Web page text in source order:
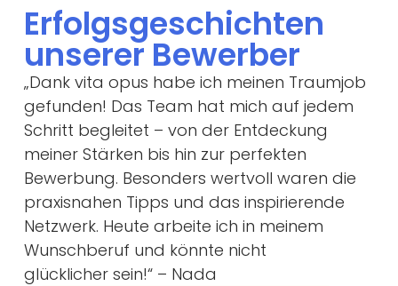
Erfolgsgeschichten
unserer Bewerber
„Dank vita opus habe ich meinen Traumjob
gefunden! Das Team hat mich auf jedem
Schritt begleitet – von der Entdeckung
meiner Stärken bis hin zur perfekten
Bewerbung. Besonders wertvoll waren die
praxisnahen Tipps und das inspirierende
Netzwerk. Heute arbeite ich in meinem
Wunschberuf und könnte nicht
glücklicher sein!“ – Nada